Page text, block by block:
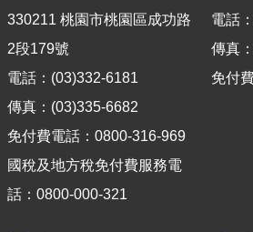
導
覽
訊
客
服
房
330211 桃園市桃園區成功路
2段179號
電話：(03)332-6181
傳真：(03)335-6682
免付費電話：0800-316-969
國稅及地方稅免付費服務電
話：0800-000-321
電話
傳真
免付